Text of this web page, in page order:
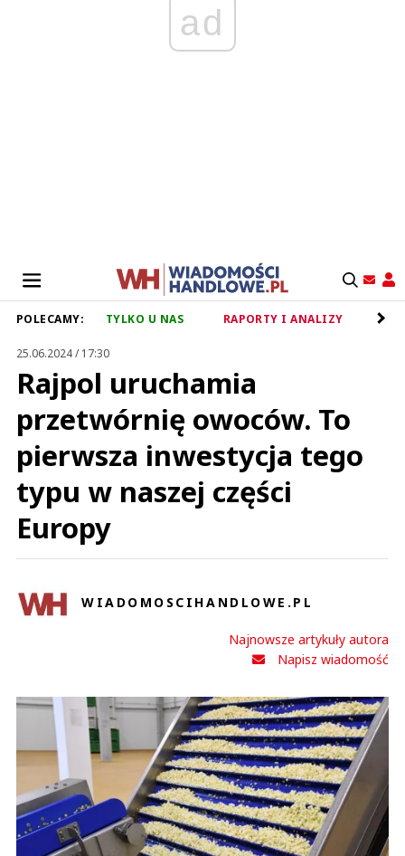
ad
POLECAMY: TYLKO U NAS RAPORTY I ANALIZY
25.06.2024 / 17:30
Rajpol uruchamia
przetwórnię owoców. To
pierwsza inwestycja tego
typu w naszej części
Europy
WIADOMOSCIHANDLOWE.PL
Najnowsze artykuły autora
Napisz wiadomość